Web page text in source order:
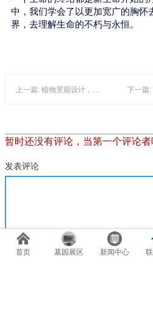
中，我们学会了以更加宽广的胸怀
界，去理解生命的不朽与永恒。
上一篇: 植物景观设计，提升墓园的文化艺术魅力
暂时还没有评论，当第一个评论者
发表评论
首页 墓园展区 新闻中心